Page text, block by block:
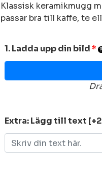
Klassisk keramikmugg
passar bra till kaffe, te
1. Ladda upp din bild*
Extra: Lägg till text